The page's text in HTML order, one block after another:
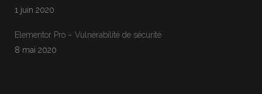
1 juin 2020
Elementor Pro – Vulnérabilité de sécurité
8 mai 2020
Jean-Francois En ligne
Webloft